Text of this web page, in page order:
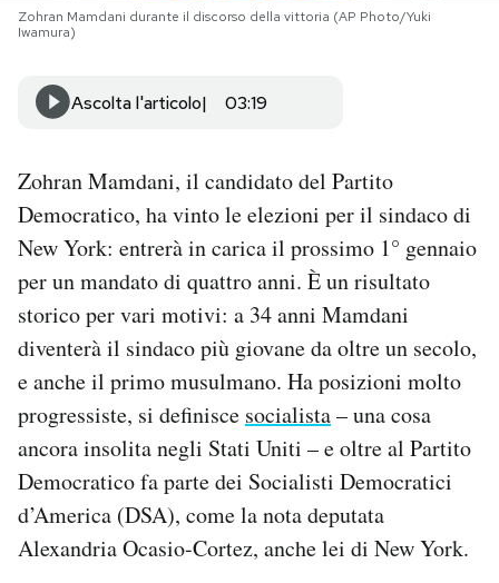
I MIEI PREFERITI
SHOP
CALENDARIO
AREA PERSONALE
Area Personale
Newsletter
Regala il Post
Hai bisogno di aiuto?
Esci
Zohran Mamdani durante il discorso della vittoria (AP Photo/Yuki
Iwamura)
Ascolta l'articolo 03:19
Zohran Mamdani, il candidato del Partito
Democratico, ha vinto le elezioni per il sindaco di
New York: entrerà in carica il prossimo 1° gennaio
per un mandato di quattro anni. È un risultato
storico per vari motivi: a 34 anni Mamdani
diventerà il sindaco più giovane da oltre un secolo,
e anche il primo musulmano. Ha posizioni molto
progressiste, si definisce socialista– una cosa
ancora insolita negli Stati Uniti – e oltre al Partito
Democratico fa parte dei Socialisti Democratici
d’America (DSA), come la nota deputata
Alexandria Ocasio-Cortez, anche lei di New York.